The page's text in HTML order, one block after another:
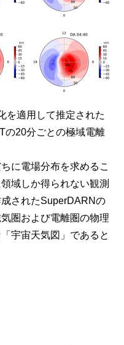
適用して推定された
の20分ごとの極域電離
に電場分布を求めるこ
域しか得られない観測
されたSuperDARNの
圏および電離圏の物理
宇宙天気図」であると